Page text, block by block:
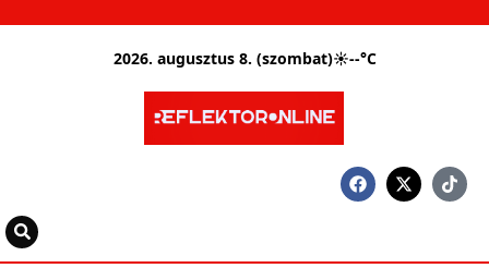
2026. augusztus 8. (szombat)☀--°C